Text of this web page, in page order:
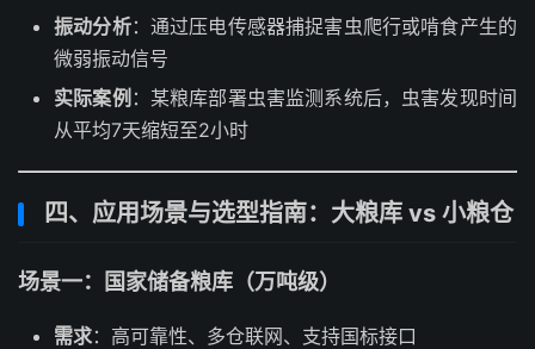
振动分析：通过压电传感器捕捉害虫爬行或啃食产生的
微弱振动信号
实际案例 ：某粮库部署虫害监测系统后，虫害发现时间
从平均7天缩短至2小时
四、应用场景与选型指南：大粮库 vs 小粮仓
场景一：国家储备粮库（万吨级）
需求：高可靠性、多仓联网、支持国标接口